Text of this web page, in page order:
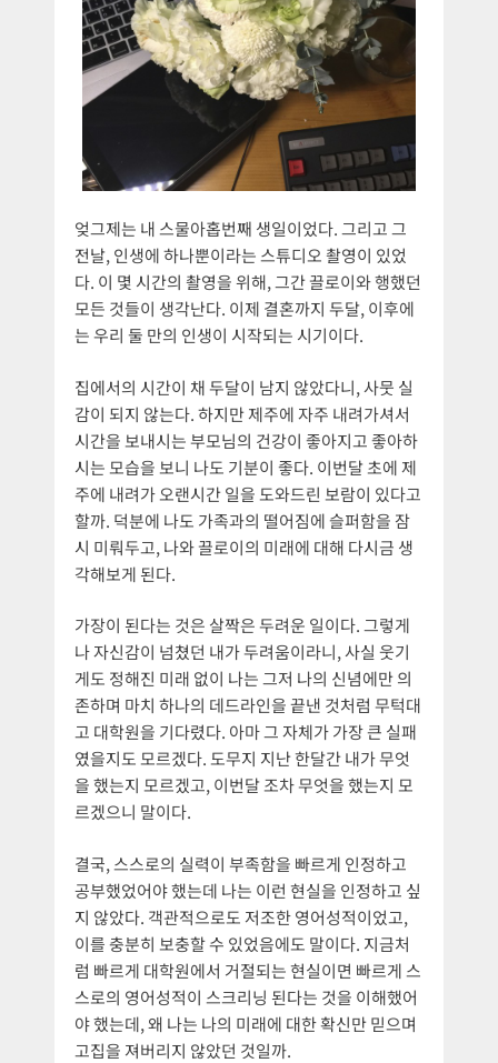
엊그제는 내 스물아홉번째 생일이었다. 그리고 그
전날, 인생에 하나뿐이라는 스튜디오 촬영이 있었
다. 이 몇 시간의 촬영을 위해, 그간 끌로이와 행했던
모든 것들이 생각난다. 이제 결혼까지 두달, 이후에
는 우리 둘 만의 인생이 시작되는 시기이다.
집에서의 시간이 채 두달이 남지 않았다니, 사뭇 실
감이 되지 않는다. 하지만 제주에 자주 내려가셔서
시간을 보내시는 부모님의 건강이 좋아지고 좋아하
시는 모습을 보니 나도 기분이 좋다. 이번달 초에 제
주에 내려가 오랜시간 일을 도와드린 보람이 있다고
할까. 덕분에 나도 가족과의 떨어짐에 슬퍼함을 잠
시 미뤄두고, 나와 끌로이의 미래에 대해 다시금 생
각해보게 된다.
가장이 된다는 것은 살짝은 두려운 일이다. 그렇게
나 자신감이 넘쳤던 내가 두려움이라니, 사실 웃기
게도 정해진 미래 없이 나는 그저 나의 신념에만 의
존하며 마치 하나의 데드라인을 끝낸 것처럼 무턱대
고 대학원을 기다렸다. 아마 그 자체가 가장 큰 실패
였을지도 모르겠다. 도무지 지난 한달간 내가 무엇
을 했는지 모르겠고, 이번달 조차 무엇을 했는지 모
르겠으니 말이다.
결국, 스스로의 실력이 부족함을 빠르게 인정하고
공부했었어야 했는데 나는 이런 현실을 인정하고 싶
지 않았다. 객관적으로도 저조한 영어성적이었고,
이를 충분히 보충할 수 있었음에도 말이다. 지금처
럼 빠르게 대학원에서 거절되는 현실이면 빠르게 스
스로의 영어성적이 스크리닝 된다는 것을 이해했어
야 했는데, 왜 나는 나의 미래에 대한 확신만 믿으며
고집을 져버리지 않았던 것일까.